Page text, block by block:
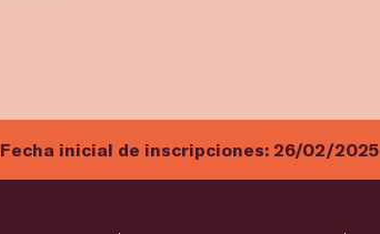
Fecha inicial de inscripciones: 26/02/2025